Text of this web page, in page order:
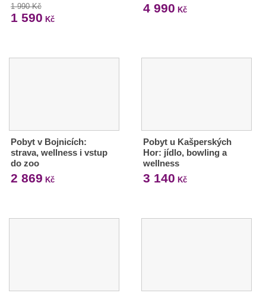
1 990 Kč
1 590 Kč
4 990 Kč
Pobyt v Bojnicích:
strava, wellness i vstup
do zoo
2 869 Kč
Pobyt u Kašperských
Hor: jídlo, bowling a
wellness
3 140 Kč